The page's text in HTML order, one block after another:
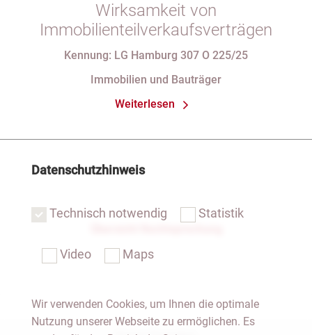
Wirksamkeit von
Immobilienteilverkaufsverträgen
Kennung: LG Hamburg 307 O 225/25
Immobilien und Bauträger
Weiterlesen
Datenschutzhinweis
Technisch notwendig Statistik
Video Maps
Wir verwenden Cookies, um Ihnen die optimale
Nutzung unserer Webseite zu ermöglichen. Es